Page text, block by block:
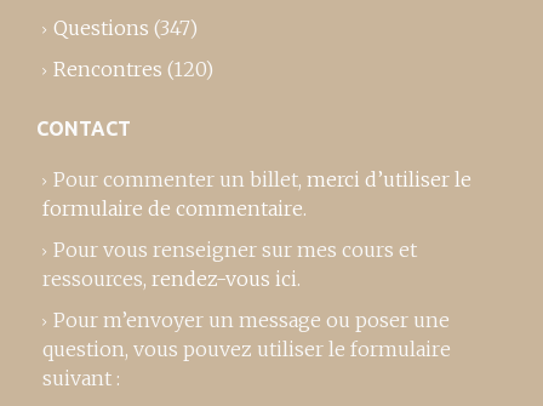
Questions (347)
Rencontres (120)
CONTACT
Pour commenter un billet, merci d’utiliser le
formulaire de commentaire.
Pour vous renseigner sur mes cours et
ressources, rendez-vous ici.
Pour m’envoyer un message ou poser une
question, vous pouvez utiliser le formulaire
suivant :